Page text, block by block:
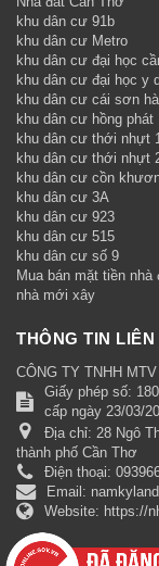
khu dân cư 91b
khu dân cư Metro
khu dân cư đại học
khu dân cư đại học y
khu dân cư cái sơn
khu dân cư hồng phát
khu dân cư thới nhựt
khu dân cư thới nhựt
khu dân cư cồn
khu dân cư 3A
khu dân cư 923
khu dân cư 515
khu dân cư số 9
Mua bán mặt tiền nhà
nhà mới xây
THÔNG TIN LIÊN
CÔNG TY TNHH
Giấy phép số:
cấp ngày 23/03/
Địa chỉ: 28 Ngô
thành phố Cần Thơ
Điện thoại:
Email:
Website: https://